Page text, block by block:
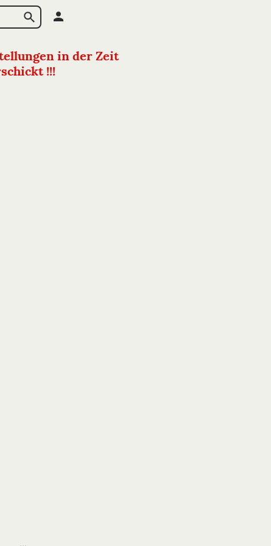
in der Zeit
!!!